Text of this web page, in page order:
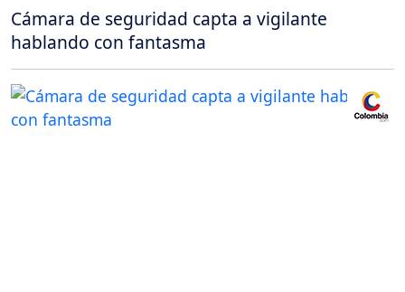
Cámara de seguridad capta a vigilante
hablando con fantasma